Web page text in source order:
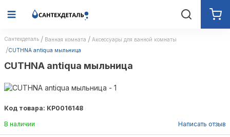
Сантехдеталь Ванная комната
Аксессуары для ванной комнаты
CUTHNA antiqua мыльница
CUTHNA antiqua мыльница
Код товара: КР0016148
В наличии Написать отзыв